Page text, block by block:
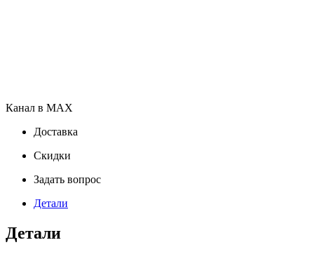
Канал в MAX
Доставка
Скидки
Задать вопрос
Детали
Детали